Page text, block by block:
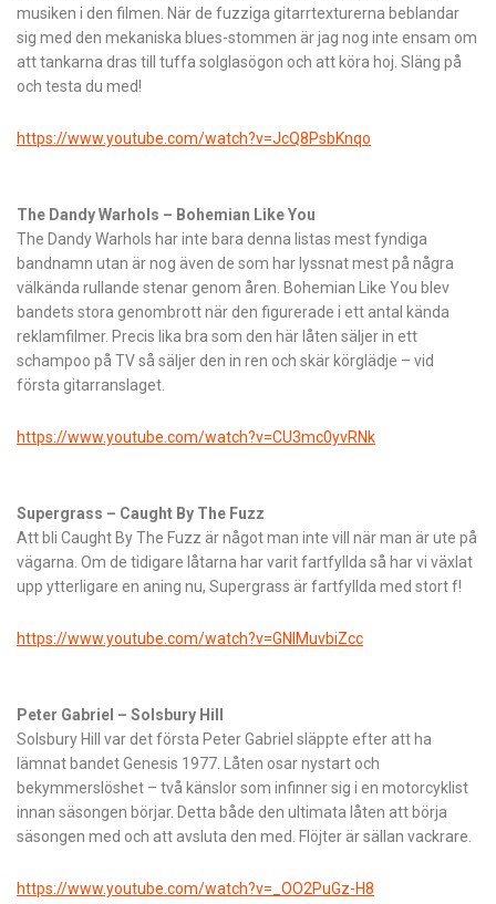
musiken i den filmen. När de fuzziga gitarrtexturerna beblandar
sig med den mekaniska blues-stommen är jag nog inte ensam om
att tankarna dras till tuffa solglasögon och att köra hoj. Släng på
och testa du med!
https://www.youtube.com/watch?v=JcQ8PsbKnqo
The Dandy Warhols – Bohemian Like You
The Dandy Warhols har inte bara denna listas mest fyndiga
bandnamn utan är nog även de som har lyssnat mest på några
välkända rullande stenar genom åren. Bohemian Like You blev
bandets stora genombrott när den figurerade i ett antal kända
reklamfilmer. Precis lika bra som den här låten säljer in ett
schampoo på TV så säljer den in ren och skär körglädje – vid
första gitarranslaget.
https://www.youtube.com/watch?v=CU3mc0yvRNk
Supergrass – Caught By The Fuzz
Att bli Caught By The Fuzz är något man inte vill när man är ute på
vägarna. Om de tidigare låtarna har varit fartfyllda så har vi växlat
upp ytterligare en aning nu, Supergrass är fartfyllda med stort f!
https://www.youtube.com/watch?v=GNIMuvbiZcc
Peter Gabriel – Solsbury Hill
Solsbury Hill var det första Peter Gabriel släppte efter att ha
lämnat bandet Genesis 1977. Låten osar nystart och
bekymmerslöshet – två känslor som infinner sig i en motorcyklist
innan säsongen börjar. Detta både den ultimata låten att börja
säsongen med och att avsluta den med. Flöjter är sällan vackrare.
https://www.youtube.com/watch?v=_OO2PuGz-H8